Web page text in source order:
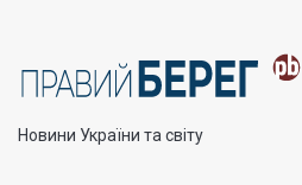
Новини України та світу